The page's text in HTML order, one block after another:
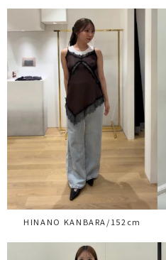
HINANO KANBARA/152cm